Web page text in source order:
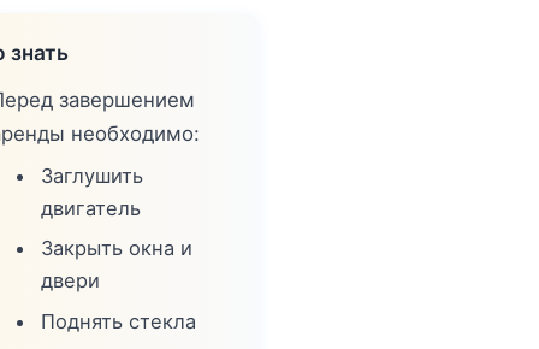
знать
завершением
необходимо:
Заглушить
двигатель
Закрыть окна и
двери
Поднять стекла